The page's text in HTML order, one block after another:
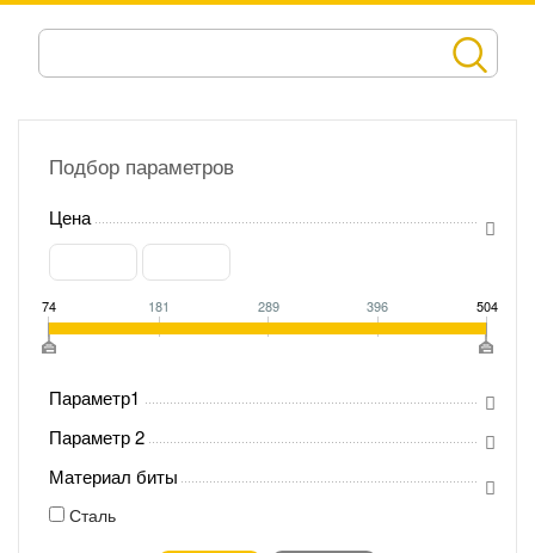
Подбор параметров
Цена
74 181 289 396 504
Параметр1
Параметр 2
Материал биты
Сталь